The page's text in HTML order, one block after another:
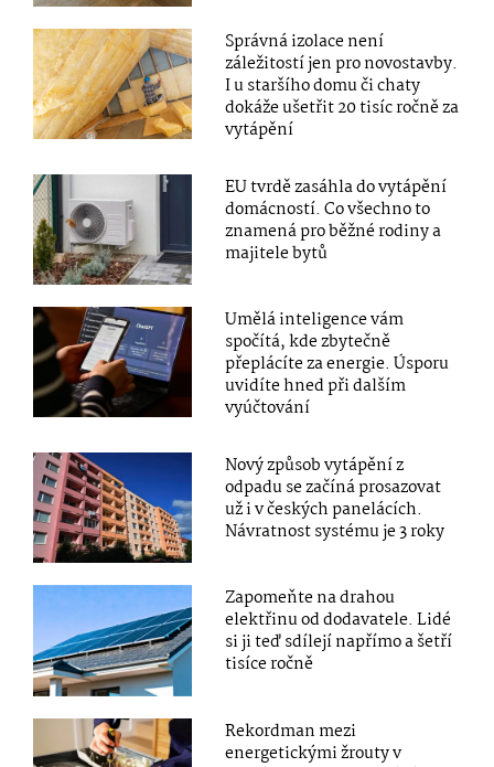
Správná izolace není
záležitostí jen pro novostavby.
I u staršího domu či chaty
dokáže ušetřit 20 tisíc ročně za
vytápění
EU tvrdě zasáhla do vytápění
domácností. Co všechno to
znamená pro běžné rodiny a
majitele bytů
Umělá inteligence vám
spočítá, kde zbytečně
přeplácíte za energie. Úsporu
uvidíte hned při dalším
vyúčtování
Nový způsob vytápění z
odpadu se začíná prosazovat
už i v českých panelácích.
Návratnost systému je 3 roky
Zapomeňte na drahou
elektřinu od dodavatele. Lidé
si ji teď sdílejí napřímo a šetří
tisíce ročně
Rekordman mezi
energetickými žrouty v